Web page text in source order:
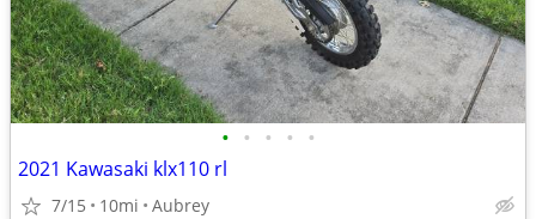
• • • • •
2021 Kawasaki klx110 rl
7/15 10mi Aubrey